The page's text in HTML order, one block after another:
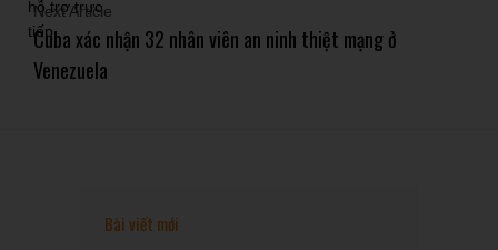
Next Article
Cuba xác nhận 32 nhân viên an ninh thiệt mạng ở
Venezuela
Bài viết mới